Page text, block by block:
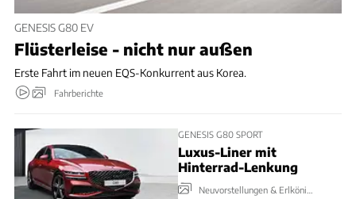
GENESIS G80 EV
Flüsterleise - nicht nur außen
Erste Fahrt im neuen EQS-Konkurrent aus Korea.
Fahrberichte
GENESIS G80 SPORT
Luxus-Liner mit
Hinterrad-Lenkung
Neuvorstellungen & Erlkönige